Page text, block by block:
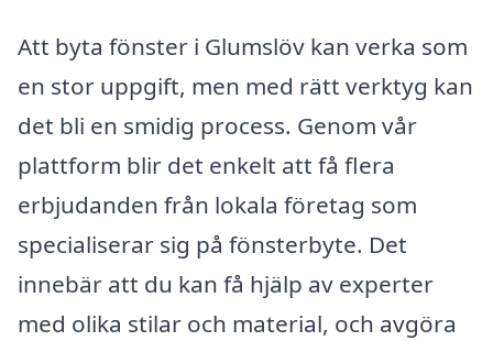
Att byta fönster i Glumslöv kan verka som
en stor uppgift, men med rätt verktyg kan
det bli en smidig process. Genom vår
plattform blir det enkelt att få flera
erbjudanden från lokala företag som
specialiserar sig på fönsterbyte. Det
innebär att du kan få hjälp av experter
med olika stilar och material, och avgöra